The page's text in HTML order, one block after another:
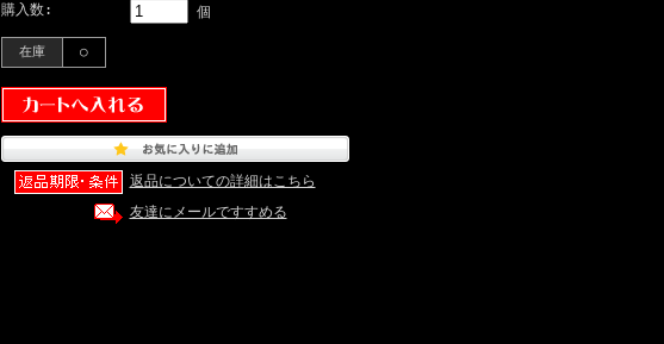
購入数: 個
在庫 ○
返品についての詳細はこちら
友達にメールですすめる